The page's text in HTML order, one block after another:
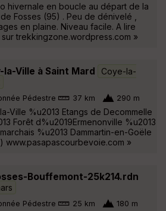
hivernale en boucle au départ de la
Fosses (95) . Peu de dénivelé ,
en plaine. Niveau facile. A lire
sur trekkingzone.wordpress.com »
la-Ville à Saint Mard
Coye-la-
Pédestre 37 km 290 m
Ville %u2013 Etangs de Decommelle
Forêt d%u2019Ermenonville %u2013
%u2013 Dammartin-en-Goële
www.pasapascourbevoie.com »
Bouffemont-25k214.rdn
Pédestre 25 km 180 m